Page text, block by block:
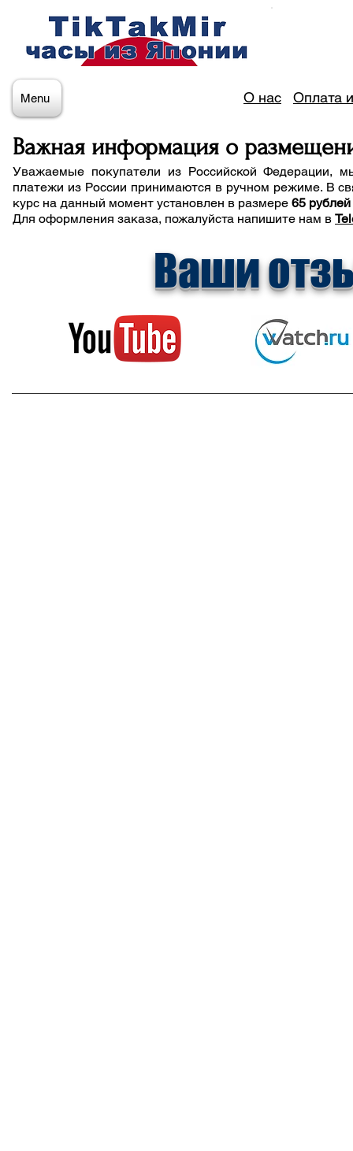
Menu О нас Оплата
Важная информация о
Уважаемые покупатели из Российской Федерации,
платежи из России принимаются в ручном режиме. В
курс на данный момент установлен в размере 65
Для оформления заказа, пожалуйста напишите нам в
Ваши